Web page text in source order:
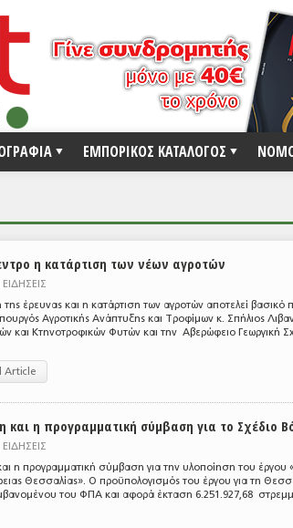
ΕΜΠΟΡΙΚΟΣ ΚΑΤΑΛΟΓΟΣ
η κατάρτιση των νέων αγροτών
ΕΙΔΗΣΕΙΣ
έρευνας και η κατάρτιση των αγροτών αποτελεί βασικό
Αγροτικής Ανάπτυξης και Τροφίμων κ. Σπήλιος
και Κτηνοτροφικών Φυτών και την Αβερώφειο Γεωργική
Article
και η προγραμματική σύμβαση για το Σχέδιο
ΕΙΔΗΣΕΙΣ
η προγραμματική σύμβαση για την υλοποίηση του έργου
Θεσσαλίας». Ο προϋπολογισμός του έργου για τη
του ΦΠΑ και αφορά έκταση 6.251.927,68